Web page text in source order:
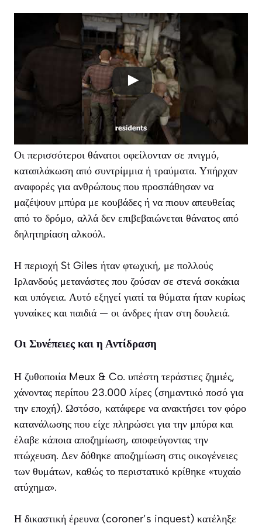
Οι περισσότεροι θάνατοι οφείλονταν σε πνιγμό,
καταπλάκωση από συντρίμμια ή τραύματα. Υπήρχαν
αναφορές για ανθρώπους που προσπάθησαν να
μαζέψουν μπύρα με κουβάδες ή να πιουν απευθείας
από το δρόμο, αλλά δεν επιβεβαιώνεται θάνατος από
δηλητηρίαση αλκοόλ.
Η περιοχή St Giles ήταν φτωχική, με πολλούς
Ιρλανδούς μετανάστες που ζούσαν σε στενά σοκάκια
και υπόγεια. Αυτό εξηγεί γιατί τα θύματα ήταν κυρίως
γυναίκες και παιδιά — οι άνδρες ήταν στη δουλειά.
Οι Συνέπειες και η Αντίδραση
Η ζυθοποιία Meux & Co. υπέστη τεράστιες ζημιές,
χάνοντας περίπου 23.000 λίρες (σημαντικό ποσό για
την εποχή). Ωστόσο, κατάφερε να ανακτήσει τον φόρο
κατανάλωσης που είχε πληρώσει για την μπύρα και
έλαβε κάποια αποζημίωση, αποφεύγοντας την
πτώχευση. Δεν δόθηκε αποζημίωση στις οικογένειες
των θυμάτων, καθώς το περιστατικό κρίθηκε «τυχαίο
ατύχημα».
Η δικαστική έρευνα (coroner’s inquest) κατέληξε